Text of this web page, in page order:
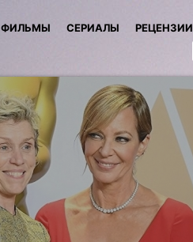
ФИЛЬМЫ СЕРИАЛЫ РЕЦЕНЗИИ